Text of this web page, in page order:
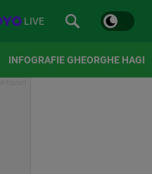
LIVE
INFOGRAFIE GHEORGHE HAGI